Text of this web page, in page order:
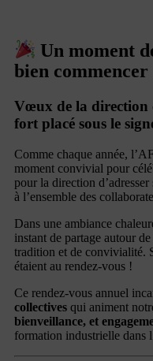
Un moment
bien commencer
Vœux de la direction
fort placé sous le
Comme chaque année,
moment convivial pour
pour la direction d’adresser
à l’ensemble des
Dans une ambiance
instant de partage autour de
tradition et de convivialité.
étaient au rendez-vous !
Ce rendez-vous annuel
collectives qui animent
bienveillance, et
formation industrielle dans